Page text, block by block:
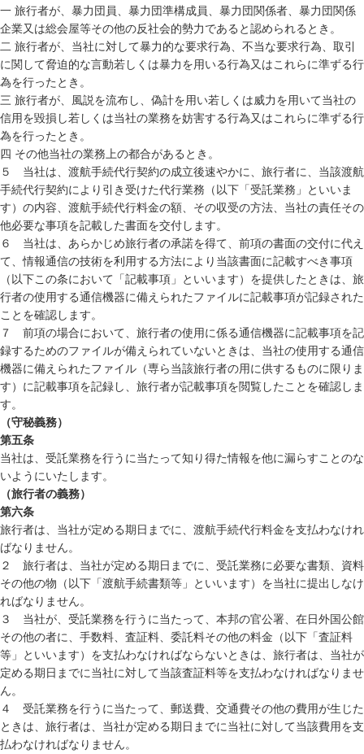
一 旅行者が、暴力団員、暴力団準構成員、暴力団関係者、暴力団関係
企業又は総会屋等その他の反社会的勢力であると認められるとき。
二 旅行者が、当社に対して暴力的な要求行為、不当な要求行為、取引
に関して脅迫的な言動若しくは暴力を用いる行為又はこれらに準ずる行
為を行ったとき。
三 旅行者が、風説を流布し、偽計を用い若しくは威力を用いて当社の
信用を毀損し若しくは当社の業務を妨害する行為又はこれらに準ずる行
為を行ったとき。
四 その他当社の業務上の都合があるとき。
５ 当社は、渡航手続代行契約の成立後速やかに、旅行者に、当該渡航
手続代行契約により引き受けた代行業務（以下「受託業務」といいま
す）の内容、渡航手続代行料金の額、その収受の方法、当社の責任その
他必要な事項を記載した書面を交付します。
６ 当社は、あらかじめ旅行者の承諾を得て、前項の書面の交付に代え
て、情報通信の技術を利用する方法により当該書面に記載すべき事項
（以下この条において「記載事項」といいます）を提供したときは、旅
行者の使用する通信機器に備えられたファイルに記載事項が記録された
ことを確認します。
７ 前項の場合において、旅行者の使用に係る通信機器に記載事項を記
録するためのファイルが備えられていないときは、当社の使用する通信
機器に備えられたファイル（専ら当該旅行者の用に供するものに限りま
す）に記載事項を記録し、旅行者が記載事項を閲覧したことを確認しま
す。
（守秘義務）
第五条
当社は、受託業務を行うに当たって知り得た情報を他に漏らすことのな
いようにいたします。
（旅行者の義務）
第六条
旅行者は、当社が定める期日までに、渡航手続代行料金を支払わなけれ
ばなりません。
２ 旅行者は、当社が定める期日までに、受託業務に必要な書類、資料
その他の物（以下「渡航手続書類等」といいます）を当社に提出しなけ
ればなりません。
３ 当社が、受託業務を行うに当たって、本邦の官公署、在日外国公館
その他の者に、手数料、査証料、委託料その他の料金（以下「査証料
等」といいます）を支払わなければならないときは、旅行者は、当社が
定める期日までに当社に対して当該査証料等を支払わなければなりませ
ん。
４ 受託業務を行うに当たって、郵送費、交通費その他の費用が生じた
ときは、旅行者は、当社が定める期日までに当社に対して当該費用を支
払わなければなりません。